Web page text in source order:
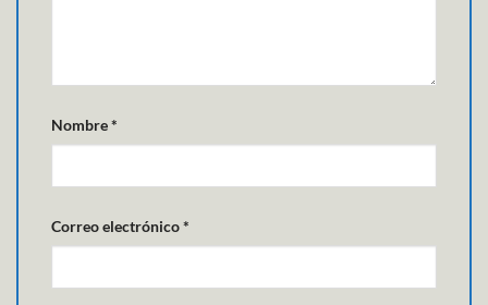
Nombre*
Correo electrónico*